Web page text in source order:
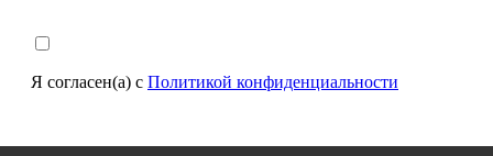
Я согласен(а) с Политикой конфиденциальности